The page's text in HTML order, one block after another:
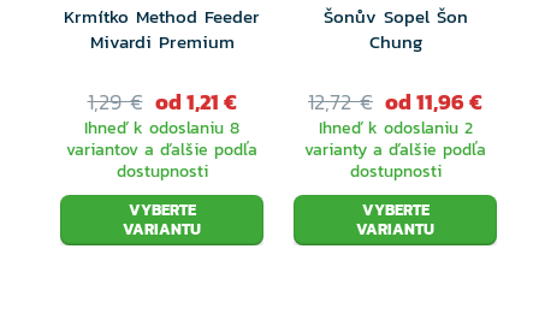
Krmítko Method Feeder
Mivardi Premium
1,29 € od 1,21 €
Ihneď k odoslaniu 8
variantov a ďalšie podľa
dostupnosti
VYBERTE
VARIANTU
Šonův Sopel Šon
Chung
12,72 € od 11,96 €
Ihneď k odoslaniu 2
varianty a ďalšie podľa
dostupnosti
VYBERTE
VARIANTU